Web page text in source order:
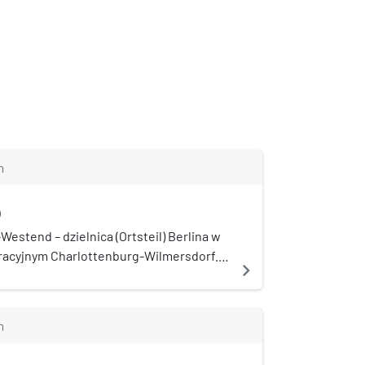
– dzielnica (Ortsteil) Berlina w
Charlottenburg-Wilmersdorf.
navigate_next